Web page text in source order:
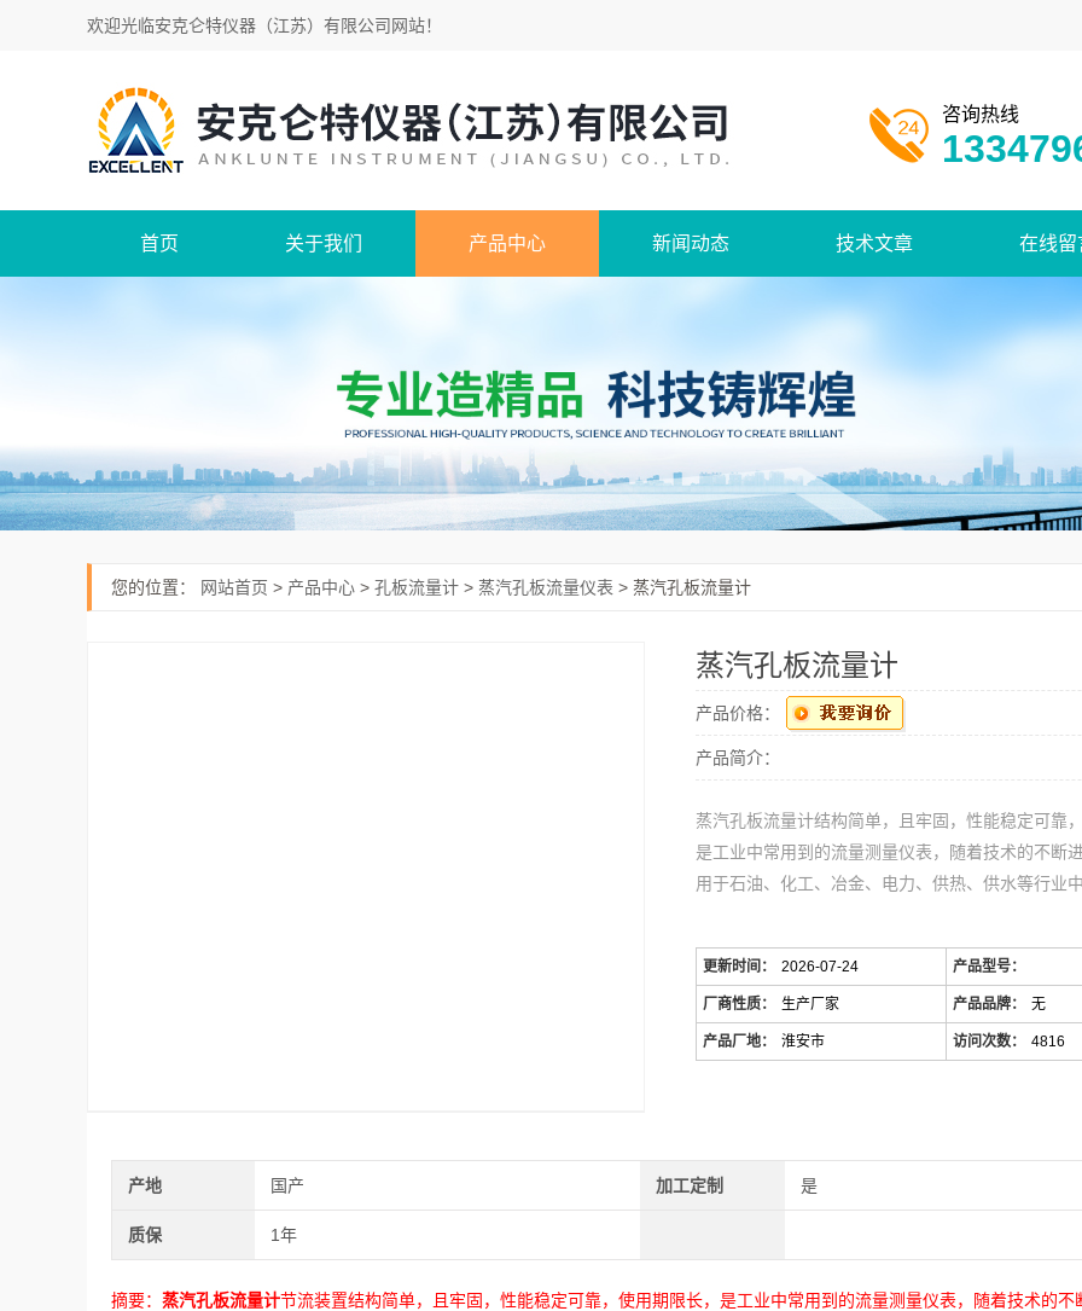
欢迎光临安克仑特仪器（江苏）有限公司网站！
咨询热线
首页 关于我们 产品中心 新闻动态 技术文章 在线留
您的位置： 网站首页 > 产品中心 > 孔板流量计 > 蒸汽孔板流量仪表 > 蒸汽孔板流量计
蒸汽孔板流量计
产品价格：
产品简介：
蒸汽孔板流量计结构简单，且牢固，性能稳定可靠
是工业中常用到的流量测量仪表，随着技术的不断
用于石油、化工、冶金、电力、供热、供水等行业中
更新时间： 2026-07-24 产品型号：
厂商性质： 生产厂家 产品品牌： 无
产品厂地： 淮安市 访问次数： 4816
产地 国产 加工定制 是
质保 1年
摘要： 蒸汽孔板流量计节流装置结构简单，且牢固，性能稳定可靠，使用期限长，是工业中常用到的流量测量仪表，随着技术的不